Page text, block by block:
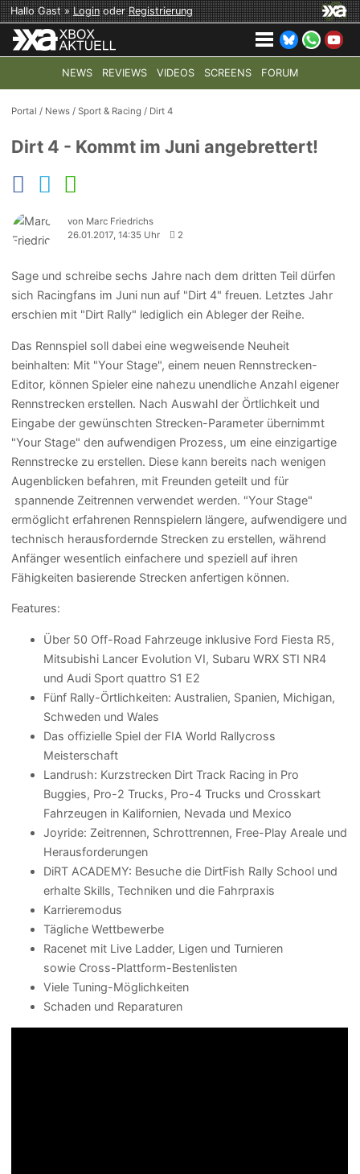
Hallo Gast »LoginoderRegistrierung
NEWS REVIEWS VIDEOS SCREENS FORUM
TOP-THEMEN: COD: MODERN WARFARE 4 HALO:
Portal / News /Sport & Racing / Dirt 4
Dirt 4 - Kommt im Juni angebrettert!
von Marc Friedrichs
26.01.2017, 14:35 Uhr
2
Sage und schreibe sechs Jahre nach dem dritten Teil dürfen
sich Racingfans im Juni nun auf "Dirt 4" freuen. Letztes Jahr
erschien mit "Dirt Rally" lediglich ein Ableger der Reihe.
Das Rennspiel soll dabei eine wegweisende Neuheit
beinhalten: Mit "Your Stage", einem neuen Rennstrecken-
Editor, können Spieler eine nahezu unendliche Anzahl eigener
Rennstrecken erstellen. Nach Auswahl der Örtlichkeit und
Eingabe der gewünschten Strecken-Parameter übernimmt
"Your Stage" den aufwendigen Prozess, um eine einzigartige
Rennstrecke zu erstellen. Diese kann bereits nach wenigen
Augenblicken befahren, mit Freunden geteilt und für
spannende Zeitrennen verwendet werden. "Your Stage"
ermöglicht erfahrenen Rennspielern längere, aufwendigere und
technisch herausfordernde Strecken zu erstellen, während
Anfänger wesentlich einfachere und speziell auf ihren
Fähigkeiten basierende Strecken anfertigen können.
Features:
Über 50 Off-Road Fahrzeuge inklusive Ford Fiesta R5,
Mitsubishi Lancer Evolution VI, Subaru WRX STI NR4
und Audi Sport quattro S1 E2
Fünf Rally-Örtlichkeiten: Australien, Spanien, Michigan,
Schweden und Wales
Das offizielle Spiel der FIA World Rallycross
Meisterschaft
Landrush: Kurzstrecken Dirt Track Racing in Pro
Buggies, Pro-2 Trucks, Pro-4 Trucks und Crosskart
Fahrzeugen in Kalifornien, Nevada und Mexico
Joyride: Zeitrennen, Schrottrennen, Free-Play Areale und
Herausforderungen
DiRT ACADEMY: Besuche die DirtFish Rally School und
erhalte Skills, Techniken und die Fahrpraxis
Karrieremodus
Tägliche Wettbewerbe
Racenet mit Live Ladder, Ligen und Turnieren
sowie Cross-Plattform-Bestenlisten
Viele Tuning-Möglichkeiten
Schaden und Reparaturen